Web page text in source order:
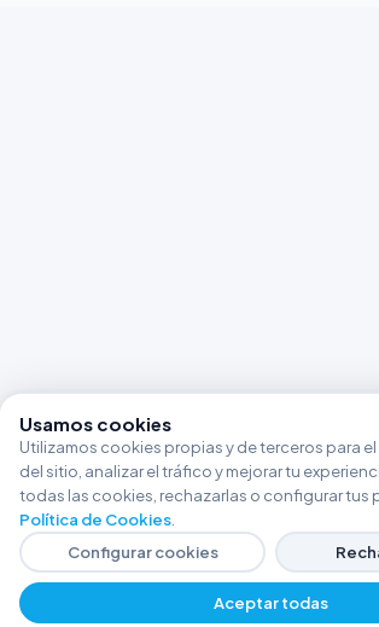
$ 3376,57 + Agregar
Usamos cookies
Utilizamos cookies propias y de terceros para
del sitio, analizar el tráfico y mejorar tu
todas las cookies, rechazarlas o configurar tus
Política de Cookies
Configurar cookies
Aceptar todas